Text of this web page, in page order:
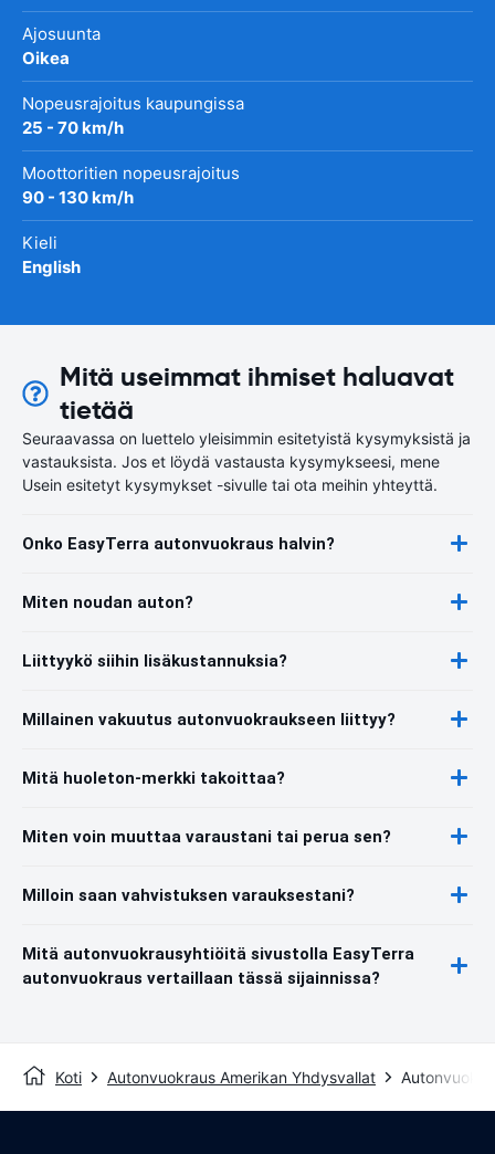
Ajosuunta
Oikea
Nopeusrajoitus kaupungissa
25 - 70 km/h
Moottoritien nopeusrajoitus
90 - 130 km/h
Kieli
English
Mitä useimmat ihmiset haluavat
tietää
Seuraavassa on luettelo yleisimmin esitetyistä kysymyksistä ja
vastauksista. Jos et löydä vastausta kysymykseesi, mene
Usein esitetyt kysymykset -sivulle tai ota meihin yhteyttä.
Onko EasyTerra autonvuokraus halvin?
Miten noudan auton?
Liittyykö siihin lisäkustannuksia?
Millainen vakuutus autonvuokraukseen liittyy?
Mitä huoleton-merkki takoittaa?
Miten voin muuttaa varaustani tai perua sen?
Milloin saan vahvistuksen varauksestani?
Mitä autonvuokrausyhtiöitä sivustolla EasyTerra
autonvuokraus vertaillaan tässä sijainnissa?
Koti Autonvuokraus Amerikan Yhdysvallat